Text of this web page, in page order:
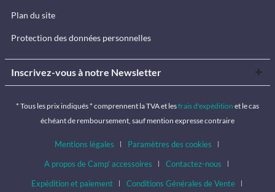
Plan du site
Protection des données personnelles
Inscrivez-vous à notre Newsletter
* Tous les prix indiqués * comprennent la TVA et lesfrais d'expédition et le cas
échéant de remboursement, sauf mention expresse contraire
Mentions légales
Paramètres des cookies
A propos de Camp’ accessoires
Contactez-nous
Expédition et paiement
Conditions Générales de Vente